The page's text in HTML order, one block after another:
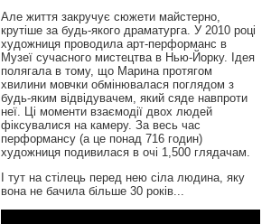
Але життя закручує сюжети майстерно,
крутіше за будь-якого драматурга. У 2010 році
художниця проводила арт-перформанс в
Музеї сучасного мистецтва в Нью-Йорку. Ідея
полягала в тому, що Марина протягом
хвилини мовчки обмінювалася поглядом з
будь-яким відвідувачем, який сяде навпроти
неї. Ці моменти взаємодії двох людей
фіксувалися на камеру. За весь час
перформансу (а це понад 716 годин)
художниця подивилася в очі 1,500 глядачам.
І тут на стілець перед нею сіла людина, яку
вона не бачила більше 30 років...